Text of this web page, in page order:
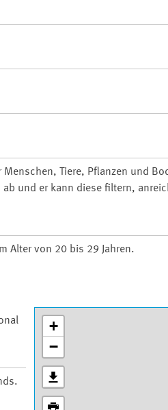
Tiere, Pflanzen und
und er kann diese filtern,
Alter von 20 bis 29 Jahren.
+
−